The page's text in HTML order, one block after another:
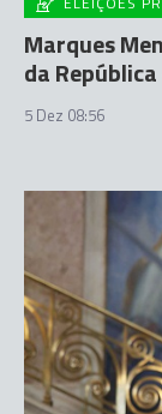
Marques
da
5 Dez 08:56